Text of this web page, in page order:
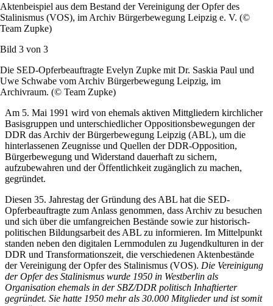
Aktenbeispiel aus dem Bestand der Vereinigung der Opfer des
Stalinismus (VOS), im Archiv Bürgerbewegung Leipzig e. V. (©
Team Zupke)
Bild 3 von 3
Die SED-Opferbeauftragte Evelyn Zupke mit Dr. Saskia Paul und
Uwe Schwabe vom Archiv Bürgerbewegung Leipzig, im
Archivraum. (© Team Zupke)
Am 5. Mai 1991 wird von ehemals aktiven Mittgliedern kirchlicher
Basisgruppen und unterschiedlicher Oppositionsbewegungen der
DDR das Archiv der Bürgerbewegung Leipzig (ABL), um die
hinterlassenen Zeugnisse und Quellen der DDR-Opposition,
Bürgerbewegung und Widerstand dauerhaft zu sichern,
aufzubewahren und der Öffentlichkeit zugänglich zu machen,
gegründet.
Diesen 35. Jahrestag der Gründung des ABL hat die SED-
Opferbeauftragte zum Anlass genommen, dass Archiv zu besuchen
und sich über die umfangreichen Bestände sowie zur historisch-
politischen Bildungsarbeit des ABL zu informieren. Im Mittelpunkt
standen neben den digitalen Lernmodulen zu Jugendkulturen in der
DDR und Transformationszeit, die verschiedenen Aktenbestände
der Vereinigung der Opfer des Stalinismus (VOS). Die Vereinigung
der Opfer des Stalinismus wurde 1950 in Westberlin als
Organisation ehemals in der SBZ/DDR politisch Inhaftierter
gegründet. Sie hatte 1950 mehr als 30.000 Mitglieder und ist somit